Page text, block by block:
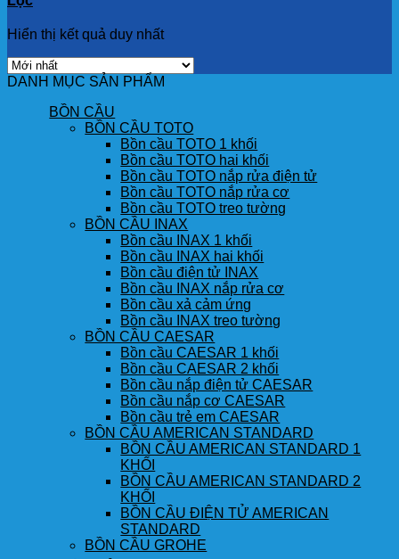
Hiển thị kết quả duy nhất
DANH MỤC SẢN PHẨM
BỒN CẦU
BỒN CẦU TOTO
Bồn cầu TOTO 1 khối
Bồn cầu TOTO hai khối
Bồn cầu TOTO nắp rửa điện tử
Bồn cầu TOTO nắp rửa cơ
Bồn cầu TOTO treo tường
BỒN CẦU INAX
Bồn cầu INAX 1 khối
Bồn cầu INAX hai khối
Bồn cầu điện tử INAX
Bồn cầu INAX nắp rửa cơ
Bồn cầu xả cảm ứng
Bồn cầu INAX treo tường
BỒN CẦU CAESAR
Bồn cầu CAESAR 1 khối
Bồn cầu CAESAR 2 khối
Bồn cầu nắp điện tử CAESAR
Bồn cầu nắp cơ CAESAR
Bồn cầu trẻ em CAESAR
BỒN CẦU AMERICAN STANDARD
BỒN CẦU AMERICAN STANDARD 1
KHỐI
BỒN CẦU AMERICAN STANDARD 2
KHỐI
BỒN CẦU ĐIỆN TỬ AMERICAN
STANDARD
BỒN CẦU GROHE